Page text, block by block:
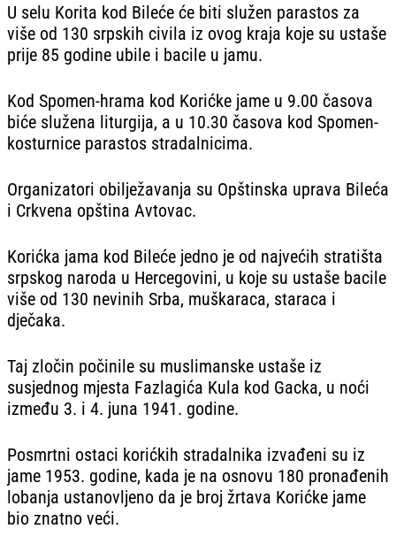
U selu Korita kod Bileće će biti služen parastos za
više od 130 srpskih civila iz ovog kraja koje su ustaše
prije 85 godine ubile i bacile u jamu.
Kod Spomen-hrama kod Korićke jame u 9.00 časova
biće služena liturgija, a u 10.30 časova kod Spomen-
kosturnice parastos stradalnicima.
Organizatori obilježavanja su Opštinska uprava Bileća
i Crkvena opština Avtovac.
Korićka jama kod Bileće jedno je od najvećih stratišta
srpskog naroda u Hercegovini, u koje su ustaše bacile
više od 130 nevinih Srba, muškaraca, staraca i
dječaka.
Taj zločin počinile su muslimanske ustaše iz
susjednog mjesta Fazlagića Kula kod Gacka, u noći
između 3. i 4. juna 1941. godine.
Posmrtni ostaci korićkih stradalnika izvađeni su iz
jame 1953. godine, kada je na osnovu 180 pronađenih
lobanja ustanovljeno da je broj žrtava Korićke jame
bio znatno veći.